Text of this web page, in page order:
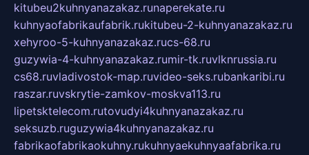
kitubeu2kuhnyanazakaz.runaperekate.ru
kuhnyaofabrikaufabrik.rukitubeu-2-kuhnyanazakaz.ru
xehyroo-5-kuhnyanazakaz.rucs-68.ru
guzywia-4-kuhnyanazakaz.rumir-tk.ruvlknrussia.ru
cs68.ruvladivostok-map.ruvideo-seks.rubankaribi.ru
raszar.ruvskrytie-zamkov-moskva113.ru
lipetsktelecom.rutovudyi4kuhnyanazakaz.ru
seksuzb.ruguzywia4kuhnyanazakaz.ru
fabrikaofabrikaokuhny.rukuhnyaekuhnyaafabrika.ru